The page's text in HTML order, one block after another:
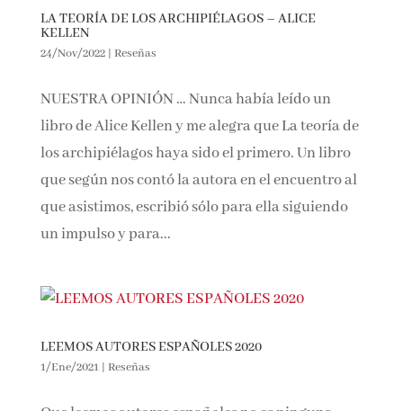
LA TEORÍA DE LOS ARCHIPIÉLAGOS – ALICE
KELLEN
24/Nov/2022| Reseñas
NUESTRA OPINIÓN … Nunca había leído un
libro de Alice Kellen y me alegra que La teoría de
los archipiélagos haya sido el primero. Un libro
que según nos contó la autora en el encuentro al
que asistimos, escribió sólo para ella siguiendo
un impulso y para...
LEEMOS AUTORES ESPAÑOLES 2020
1/Ene/2021| Reseñas